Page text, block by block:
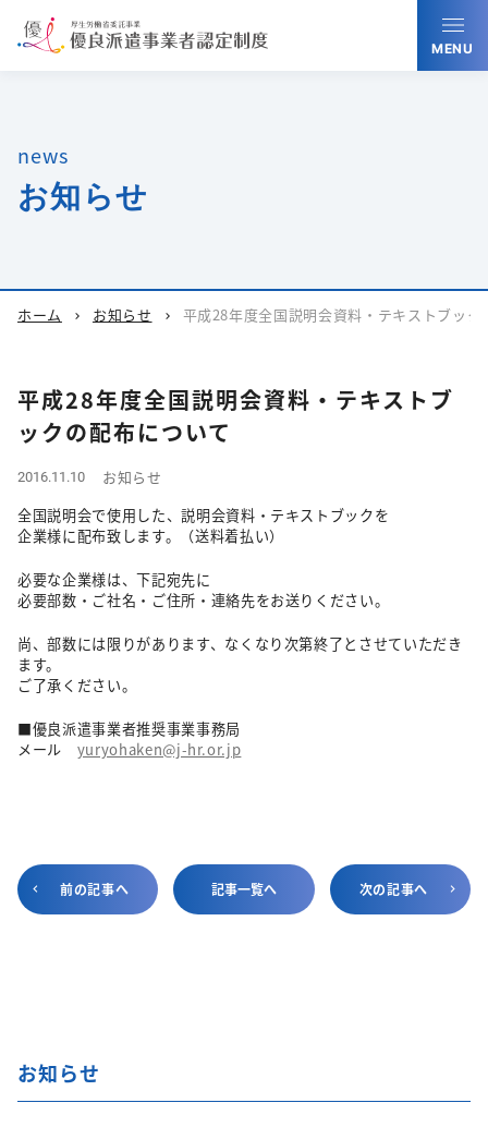
MENU
news
お知らせ
ホーム chevron_right お知らせ chevron_right 平成28年度全国説明会資料・テキストブック
平成28年度全国説明会資料・テキストブ
ックの配布について
2016.11.10
お知らせ
全国説明会で使用した、説明会資料・テキストブックを
企業様に配布致します。（送料着払い）
必要な企業様は、下記宛先に
必要部数・ご社名・ご住所・連絡先をお送りください。
尚、部数には限りがあります、なくなり次第終了とさせていただき
ます。
ご了承ください。
■優良派遣事業者推奨事業事務局
メール yuryohaken@j-hr.or.jp
前の記事へ 記事一覧へ 次の記事へ
お知らせ